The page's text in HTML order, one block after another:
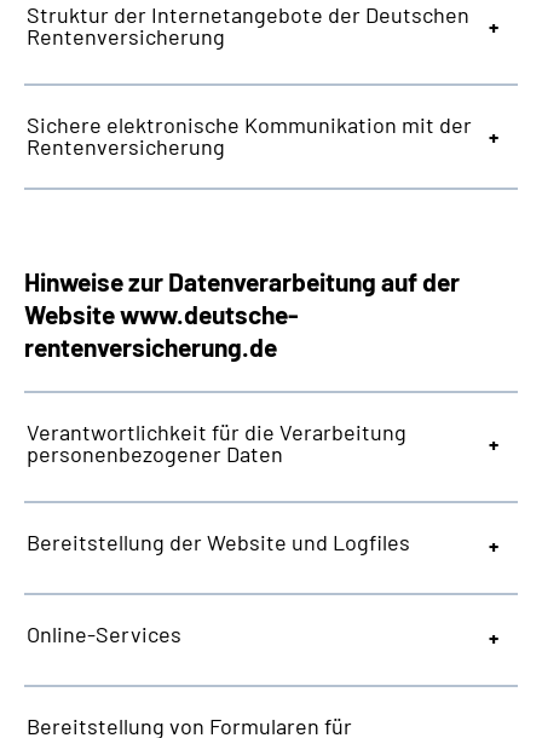
Struktur der Internetangebote der Deutschen
Rentenversicherung
Sichere elektronische Kommunikation mit der
Rentenversicherung
Hinweise zur Datenverarbeitung auf der
Websitewww.deutsche-
rentenversicherung.de
Verantwortlichkeit für die Verarbeitung
personenbezogener Daten
Bereitstellung derWebsite und Logfiles
Online-Services
Bereitstellung von Formularen für